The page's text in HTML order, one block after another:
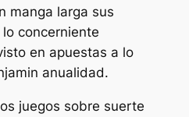
manga larga sus
concerniente
en apuestas a lo
anualidad.
juegos sobre suerte